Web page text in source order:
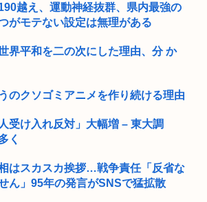
・岡田紗佳(32)、ダンスで乳が大暴れ！
ムnikkeとコラボしたのに全くケツを揺ら
た進路へ！茨城で上陸し栃木、群馬、新
越え、運動神経抜群、県内最強の
がモテない設定は無理がある
界平和を二の次にした理由、分 か
のクソゴミアニメを作り続ける理由
受け入れ反対」大幅増 – 東大調
く
はスカスカ挨拶…戦争責任「反省な
ん」95年の発言がSNSで猛拡散